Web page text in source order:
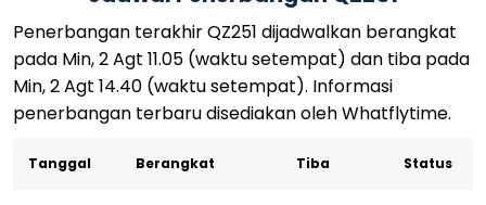
Penerbangan terakhir QZ251 dijadwalkan berangkat
pada Min, 2 Agt 11.05 (waktu setempat) dan tiba pada
Min, 2 Agt 14.40 (waktu setempat). Informasi
penerbangan terbaru disediakan oleh Whatflytime.
Tanggal Berangkat Tiba Status